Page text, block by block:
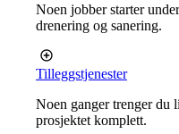
Noen jobber starter
drenering og sanering.
Tilleggstjenester
Noen ganger trenger du
prosjektet komplett.